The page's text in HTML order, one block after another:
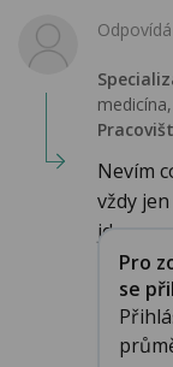
Nevím
vždy
jd...
Pro
se